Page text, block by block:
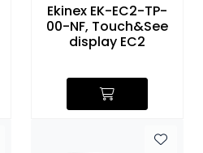
Ekinex EK-EC2-TP-
00-NF, Touch&See
display EC2